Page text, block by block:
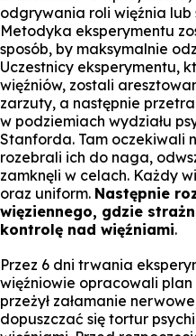
odgrywania roli więźnia lub
Metodyka eksperymentu
sposób, by maksymalnie
Uczestnicy eksperymentu,
więźniów, zostali
zarzuty, a następnie
w podziemiach wydziału
Stanforda. Tam oczekiwali
rozebrali ich do naga,
zamknęli w celach. Każdy
oraz uniform. Następnie
więziennego, gdzie
kontrolę nad więźniami.
Przez 6 dni trwania
więźniowie opracowali
przeżył załamanie
dopuszczać się tortur